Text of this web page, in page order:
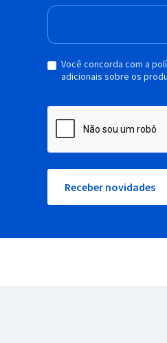
Você concorda com a
adicionais sobre os
Receber novidades